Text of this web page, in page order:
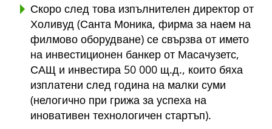
Скоро след това изпълнителен директор от
Холивуд (Санта Моника, фирма за наем на
филмово оборудване) се свързва от името
на инвестиционен банкер от Масачузетс,
САЩ и инвестира 50 000 щ.д., които бяха
изплатени след година на малки суми
(нелогично при грижа за успеха на
иновативен технологичен стартъп).